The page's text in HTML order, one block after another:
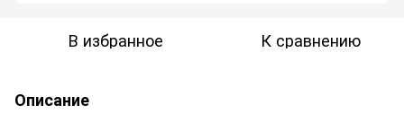
В избранное К сравнению
Описание